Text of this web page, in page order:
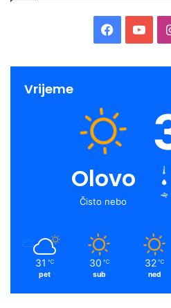
Facebook
Vrijeme
Olovo
Čisto nebo
31 ℃
pet
30 ℃
sub
32 ℃
ned